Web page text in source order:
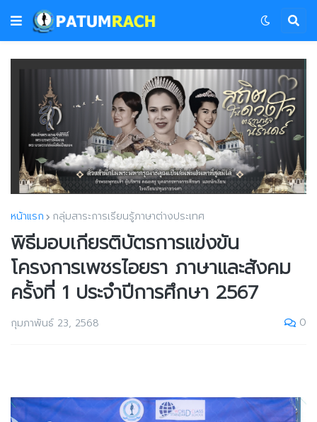
หน้าแรก กลุ่มสาระการเรียนรู้ภาษาต่างประเทศ
พิธีมอบเกียรติบัตรการแข่งขัน
โครงการเพชรไอยรา ภาษาและสังคม
ครั้งที่ 1 ประจำปีการศึกษา 2567
กุมภาพันธ์ 23, 2568 0